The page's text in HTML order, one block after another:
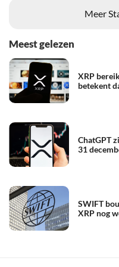
Meer
Meest gelezen
XRP
betekent
ChatGPT
31
SWIFT
XRP nog